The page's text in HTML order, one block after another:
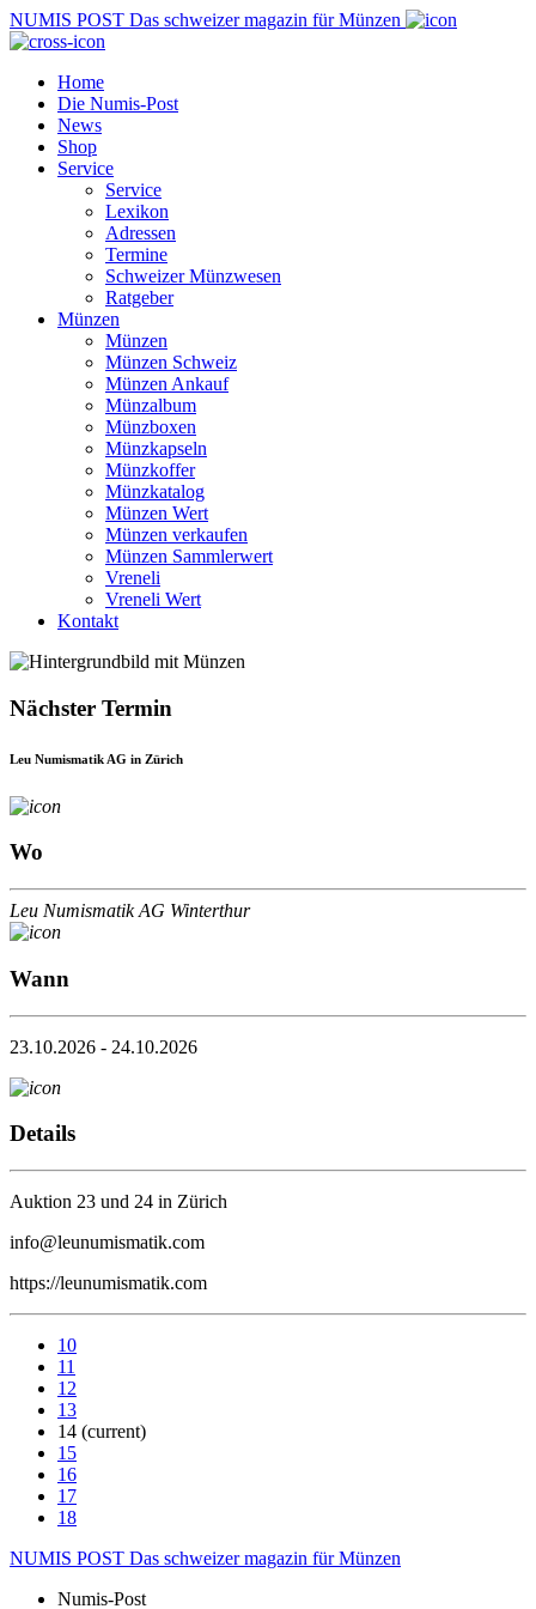
NUMIS POST Das schweizer magazin für Münzen
Home
Die Numis-Post
News
Shop
Service
Service
Lexikon
Adressen
Termine
Schweizer Münzwesen
Ratgeber
Münzen
Münzen
Münzen Schweiz
Münzen Ankauf
Münzalbum
Münzboxen
Münzkapseln
Münzkoffer
Münzkatalog
Münzen Wert
Münzen verkaufen
Münzen Sammlerwert
Vreneli
Vreneli Wert
Kontakt
Nächster Termin
Leu Numismatik AG in Zürich
Wo
Leu Numismatik AG Winterthur
Wann
23.10.2026 - 24.10.2026
Details
Auktion 23 und 24 in Zürich
info@leunumismatik.com
https://leunumismatik.com
10
11
12
13
14 (current)
15
16
17
18
NUMIS POST Das schweizer magazin für Münzen
Numis-Post